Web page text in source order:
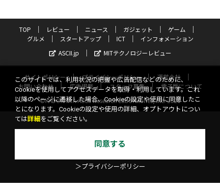
TOP レビュー ニュース ガジェット
ゲーム
グルメ
スタートアップ ICT
インフォメーション
ASCII.jp
MITテクノロジーレビュー
サイトポリシー プライバシーポリシー
運営会社
お問い合わせ
広告掲載 スタッフ募集
電子版について
©KADOKAWA ASCII Research Laboratories, Inc. 2026
このサイトでは、利用状況の把握や広告配信などのために、
Cookieを使用してアクセスデータを取得・利用しています。これ
以降のページに遷移した場合、Cookieの設定や使用に同意したこ
とになります。Cookieの設定や使用の詳細、オプトアウトについ
ては詳細 をご覧ください。
同意する
＞プライバシーポリシー